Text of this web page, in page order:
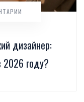
дизайнер:
2026 году?